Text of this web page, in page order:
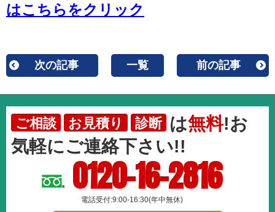
はこちらをクリック
次の記事 一覧 前の記事
ご相談 お見積り 診断 は無料!お
気軽にご連絡下さい!!
0120-16-2816
電話受付:9:00-16:30(年中無休)